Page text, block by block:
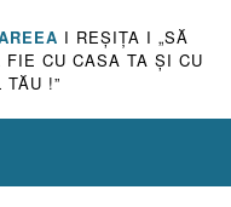
I REŞIŢA I „SĂ
CU CASA TA ŞI CU
!”